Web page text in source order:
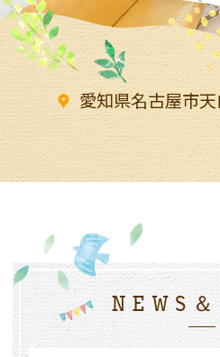
愛知県名古屋市
NEWS